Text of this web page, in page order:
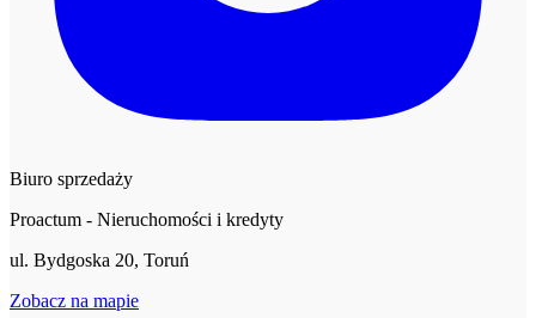
Biuro sprzedaży
Proactum - Nieruchomości i kredyty
ul. Bydgoska 20, Toruń
Zobacz na mapie